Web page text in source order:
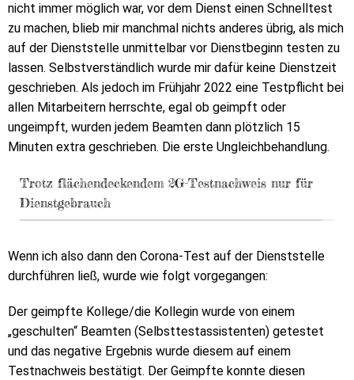
nicht immer möglich war, vor dem Dienst einen Schnelltest
zu machen, blieb mir manchmal nichts anderes übrig, als mich
auf der Dienststelle unmittelbar vor Dienstbeginn testen zu
lassen. Selbstverständlich wurde mir dafür keine Dienstzeit
geschrieben. Als jedoch im Frühjahr 2022 eine Testpflicht bei
allen Mitarbeitern herrschte, egal ob geimpft oder
ungeimpft, wurden jedem Beamten dann plötzlich 15
Minuten extra geschrieben. Die erste Ungleichbehandlung.
Trotz flächendeckendem 2G-Testnachweis nur für
Dienstgebrauch
Wenn ich also dann den Corona-Test auf der Dienststelle
durchführen ließ, wurde wie folgt vorgegangen:
Der geimpfte Kollege/die Kollegin wurde von einem
„geschulten“ Beamten (Selbsttestassistenten) getestet
und das negative Ergebnis wurde diesem auf einem
Testnachweis bestätigt. Der Geimpfte konnte diesen